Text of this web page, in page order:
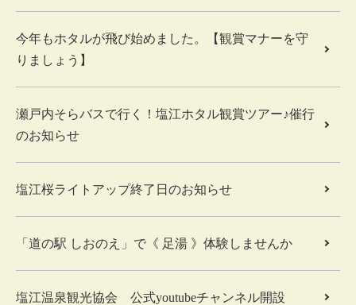
今年もホタルが飛び始めました。【観賞マナーを守
りましょう】
瀬戸内そらバスで行く！塩江ホタル観賞ツアー♪催行
のお知らせ
塩江桜ライトアップ終了日のお知らせ
「道の駅 しおのえ」で《 足湯 》体験しませんか
塩江温泉観光協会 公式youtubeチャンネル開設